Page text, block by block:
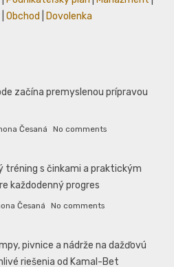
Obchod Dovolenka
začína premyslenou prípravou
Česaná No comments
tréning s činkami a praktickým
každodenný progres
Česaná No comments
pivnice a nádrže na dažďovú
riešenia od Kamal-Bet